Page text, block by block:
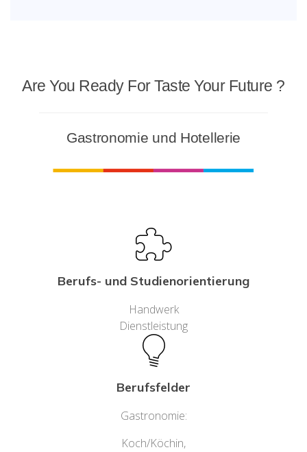
Are You Ready For Taste Your Future ?
Gastronomie und Hotellerie
Berufs- und Studienorientierung
Handwerk
Dienstleistung
Berufsfelder
Gastronomie:
Koch/Köchin,